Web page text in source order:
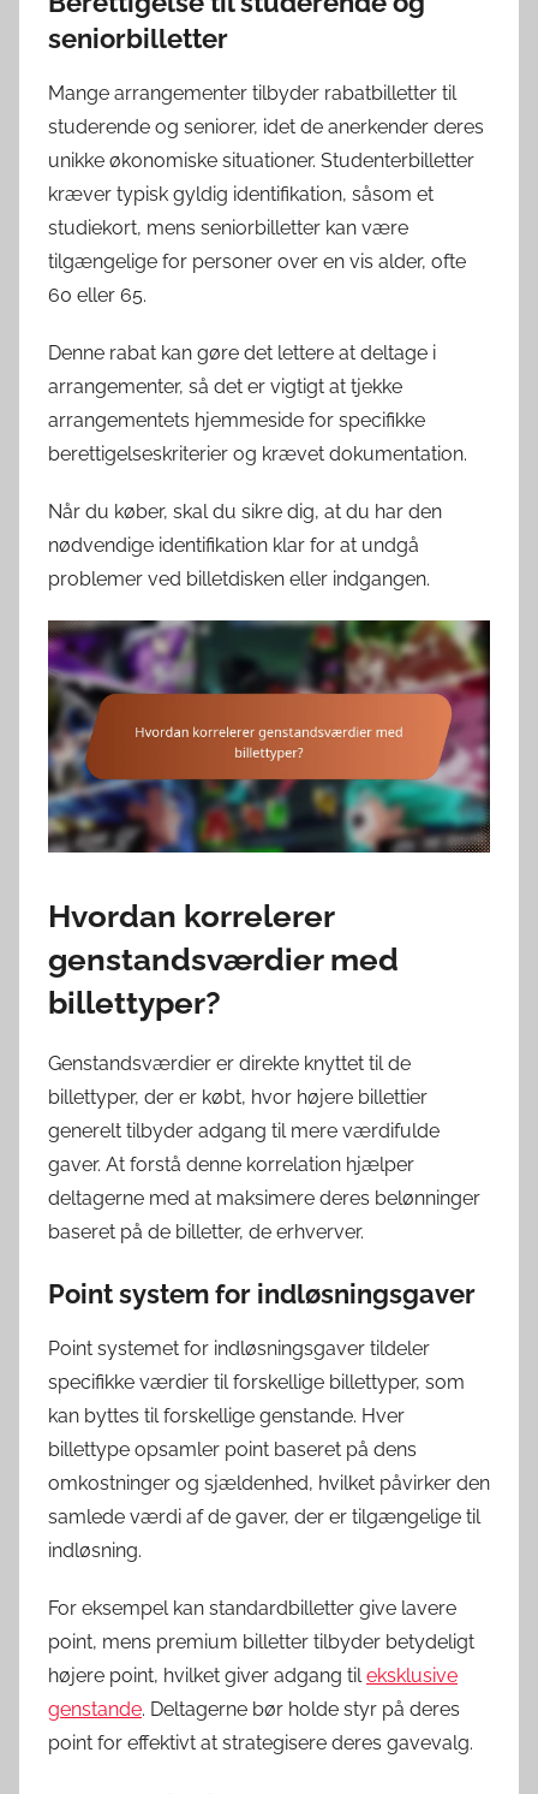
seniorbilletter
Mange arrangementer tilbyder rabatbilletter til
studerende og seniorer, idet de anerkender deres
unikke økonomiske situationer. Studenterbilletter
kræver typisk gyldig identifikation, såsom et
studiekort, mens seniorbilletter kan være
tilgængelige for personer over en vis alder, ofte
60 eller 65.
Denne rabat kan gøre det lettere at deltage i
arrangementer, så det er vigtigt at tjekke
arrangementets hjemmeside for specifikke
berettigelseskriterier og krævet dokumentation.
Når du køber, skal du sikre dig, at du har den
nødvendige identifikation klar for at undgå
problemer ved billetdisken eller indgangen.
Hvordan korrelerer
genstandsværdier med
billettyper?
Genstandsværdier er direkte knyttet til de
billettyper, der er købt, hvor højere billettier
generelt tilbyder adgang til mere værdifulde
gaver. At forstå denne korrelation hjælper
deltagerne med at maksimere deres belønninger
baseret på de billetter, de erhverver.
Point system for indløsningsgaver
Point systemet for indløsningsgaver tildeler
specifikke værdier til forskellige billettyper, som
kan byttes til forskellige genstande. Hver
billettype opsamler point baseret på dens
omkostninger og sjældenhed, hvilket påvirker den
samlede værdi af de gaver, der er tilgængelige til
indløsning.
For eksempel kan standardbilletter give lavere
point, mens premium billetter tilbyder betydeligt
højere point, hvilket giver adgang til eksklusive
genstande. Deltagerne bør holde styr på deres
point for effektivt at strategisere deres gavevalg.